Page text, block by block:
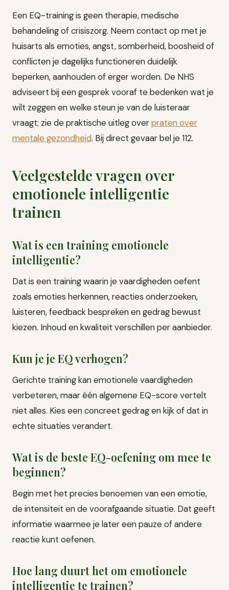
Een EQ-training is geen therapie, medische
behandeling of crisiszorg. Neem contact op met je
huisarts als emoties, angst, somberheid, boosheid of
conflicten je dagelijks functioneren duidelijk
beperken, aanhouden of erger worden. De NHS
adviseert bij een gesprek vooraf te bedenken wat je
wilt zeggen en welke steun je van de luisteraar
vraagt; zie de praktische uitleg overpraten over
mentale gezondheid. Bij direct gevaar bel je 112.
Veelgestelde vragen over
emotionele intelligentie
trainen
Wat is een training emotionele
intelligentie?
Dat is een training waarin je vaardigheden oefent
zoals emoties herkennen, reacties onderzoeken,
luisteren, feedback bespreken en gedrag bewust
kiezen. Inhoud en kwaliteit verschillen per aanbieder.
Kun je je EQ verhogen?
Gerichte training kan emotionele vaardigheden
verbeteren, maar één algemene EQ-score vertelt
niet alles. Kies een concreet gedrag en kijk of dat in
echte situaties verandert.
Wat is de beste EQ-oefening om mee te
beginnen?
Begin met het precies benoemen van een emotie,
de intensiteit en de voorafgaande situatie. Dat geeft
informatie waarmee je later een pauze of andere
reactie kunt oefenen.
Hoe lang duurt het om emotionele
intelligentie te trainen?